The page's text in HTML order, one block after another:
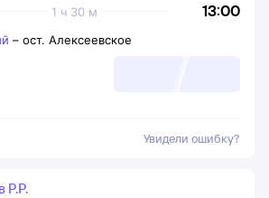
13:00
1 ч 30 м
– ост. Алексеевское
Увидели ошибку?
Р.Р.